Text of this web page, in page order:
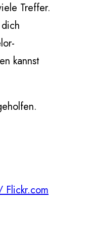
Treffer.
kannst
Flickr.com